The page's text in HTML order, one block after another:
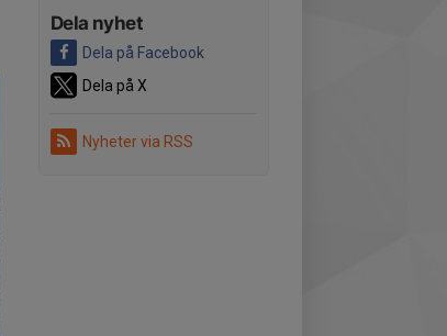
Dela nyhet
Dela på Facebook
Dela på X
Nyheter via RSS